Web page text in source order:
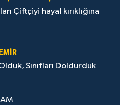
Çiftçiyi hayal kırıklığına
Sınıfları Doldurduk